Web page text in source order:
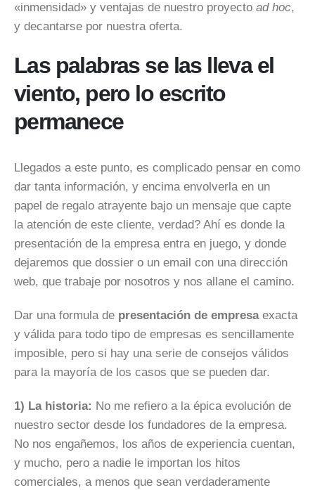
«inmensidad» y ventajas de nuestro proyecto ad hoc,
y decantarse por nuestra oferta.
Las palabras se las lleva el
viento, pero lo escrito
permanece
Llegados a este punto, es complicado pensar en como
dar tanta información, y encima envolverla en un
papel de regalo atrayente bajo un mensaje que capte
la atención de este cliente, verdad? Ahí es donde la
presentación de la empresa entra en juego, y donde
dejaremos que dossier o un email con una dirección
web, que trabaje por nosotros y nos allane el camino.
Dar una formula de presentación de empresaexacta
y válida para todo tipo de empresas es sencillamente
imposible, pero si hay una serie de consejos válidos
para la mayoría de los casos que se pueden dar.
1) La historia: No me refiero a la épica evolución de
nuestro sector desde los fundadores de la empresa.
No nos engañemos, los años de experiencia cuentan,
y mucho, pero a nadie le importan los hitos
comerciales, a menos que sean verdaderamente